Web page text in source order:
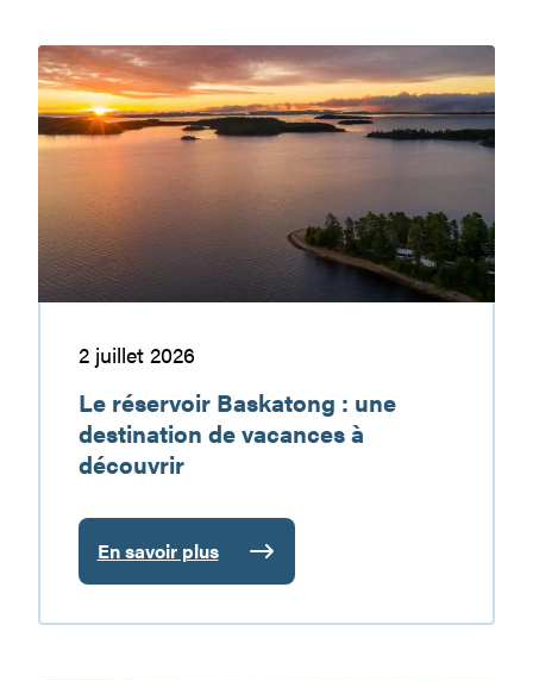
sécurité,
c’est
ma
responsabilité
Le
réservoir
Baskatong
:
une
destination
de
vacances
à
2 juillet 2026
Le réservoir Baskatong : une
destination de vacances à
découvrir
En savoir plus
:
Le
réservoir